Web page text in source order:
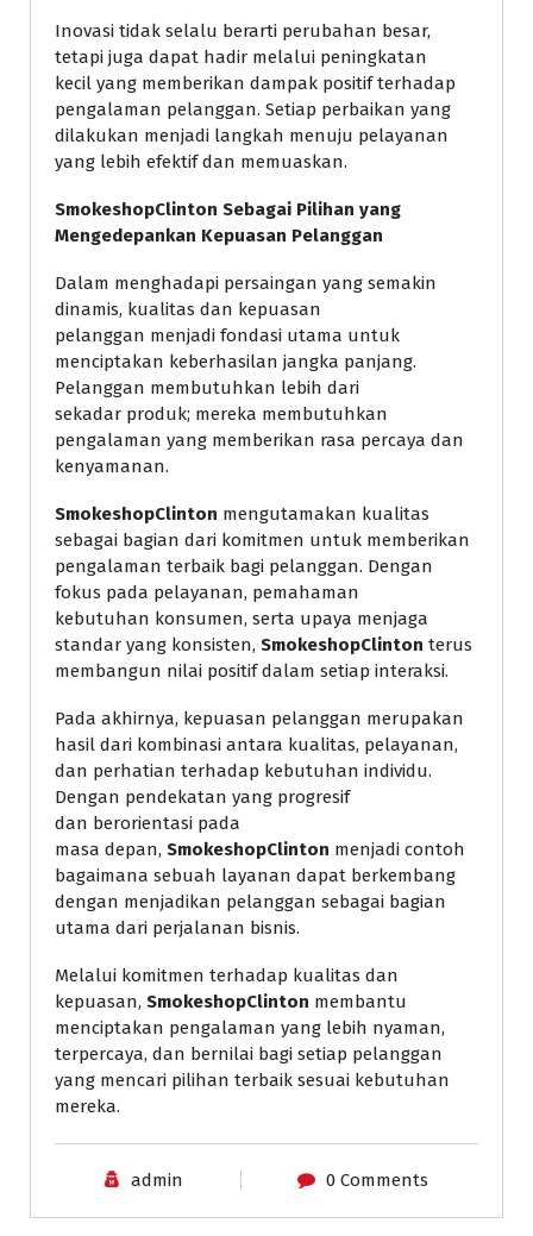
Inovasi tidak selalu berarti perubahan besar,
tetapi juga dapat hadir melalui peningkatan
kecil yang memberikan dampak positif terhadap
pengalaman pelanggan. Setiap perbaikan yang
dilakukan menjadi langkah menuju pelayanan
yang lebih efektif dan memuaskan.
SmokeshopClinton Sebagai Pilihan yang
Mengedepankan Kepuasan Pelanggan
Dalam menghadapi persaingan yang semakin
dinamis, kualitas dan kepuasan
pelanggan menjadi fondasi utama untuk
menciptakan keberhasilan jangka panjang.
Pelanggan membutuhkan lebih dari
sekadar produk; mereka membutuhkan
pengalaman yang memberikan rasa percaya dan
kenyamanan.
SmokeshopClinton mengutamakan kualitas
sebagai bagian dari komitmen untuk memberikan
pengalaman terbaik bagi pelanggan. Dengan
fokus pada pelayanan, pemahaman
kebutuhan konsumen, serta upaya menjaga
standar yang konsisten, SmokeshopClinton terus
membangun nilai positif dalam setiap interaksi.
Pada akhirnya, kepuasan pelanggan merupakan
hasil dari kombinasi antara kualitas, pelayanan,
dan perhatian terhadap kebutuhan individu.
Dengan pendekatan yang progresif
dan berorientasi pada
masa depan, SmokeshopClinton menjadi contoh
bagaimana sebuah layanan dapat berkembang
dengan menjadikan pelanggan sebagai bagian
utama dari perjalanan bisnis.
Melalui komitmen terhadap kualitas dan
kepuasan, SmokeshopClinton membantu
menciptakan pengalaman yang lebih nyaman,
terpercaya, dan bernilai bagi setiap pelanggan
yang mencari pilihan terbaik sesuai kebutuhan
mereka.
admin 0 Comments